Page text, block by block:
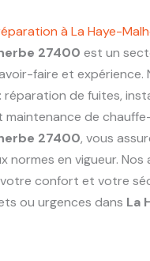
à La Haye-
27400 est un
faire et expérience.
réparation de fuites,
de
27400, vous
normes en vigueur.
confort et votre
ou urgences dans La